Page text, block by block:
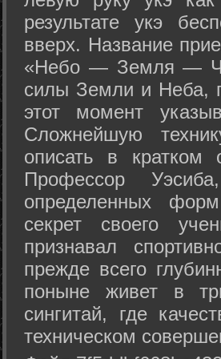
результате укэ
вверх. Название
«Небо — Земля —
силы Земли и Неба,
этот момент
Сложнейшую
описать в кратком
Профессор
определенных
секрет своего
признавал
прежде всего
поныне живет в
сингитай, где
техническом